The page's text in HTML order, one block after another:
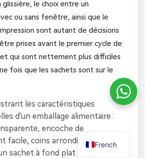
le choix entre un
ou sans fenêtre, ainsi que le
sont autant de décisions
prises avant le premier cycle de
qui sont nettement plus difficiles
fois que les sachets sont sur le
French